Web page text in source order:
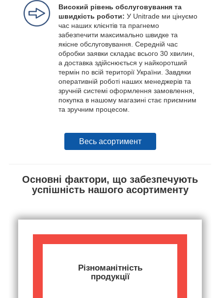
Високий рівень обслуговування та
швидкість роботи: У Unitrade ми цінуємо
час наших клієнтів та прагнемо
забезпечити максимально швидке та
якісне обслуговування. Середній час
обробки заявки складає всього 30 хвилин,
а доставка здійснюється у найкоротший
термін по всій території України. Завдяки
оперативній роботі наших менеджерів та
зручній системі оформлення замовлення,
покупка в нашому магазині стає приємним
та зручним процесом.
Весь асортимент
Основні фактори, що забезпечують
успішність нашого асортименту
Різноманітність
продукції